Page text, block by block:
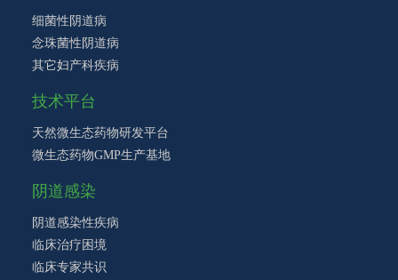
细菌性阴道病
念珠菌性阴道病
其它妇产科疾病
技术平台
天然微生态药物研发平台
微生态药物GMP生产基地
阴道感染
阴道感染性疾病
临床治疗困境
临床专家共识